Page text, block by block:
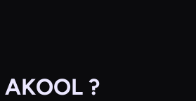
?